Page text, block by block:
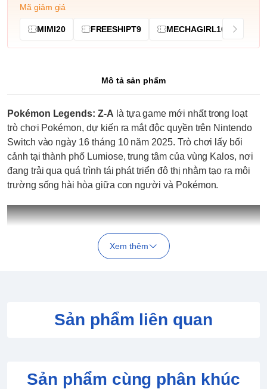
Mã giảm giá
MIMI20 FREESHIPT9 MECHAGIRL10
Mô tả sản phẩm
Pokémon Legends: Z-A là tựa game mới nhất trong loạt
trò chơi Pokémon, dự kiến ra mắt độc quyền trên Nintendo
Switch vào ngày 16 tháng 10 năm 2025. Trò chơi lấy bối
cảnh tại thành phố Lumiose, trung tâm của vùng Kalos, nơi
đang trải qua quá trình tái phát triển đô thị nhằm tạo ra môi
trường sống hài hòa giữa con người và Pokémon.
Bối cảnh: Thành phố Lumiose, vùng Kalos.
Xem thêm
Sản phẩm liên quan
Sản phẩm cùng phân khúc